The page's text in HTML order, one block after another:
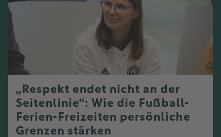
„Respekt endet nicht an der
Seitenlinie“: Wie die Fußball-
Ferien-Freizeiten persönliche
Grenzen stärken